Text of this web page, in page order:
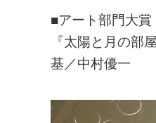
■アート部門大賞
『太陽と月の部
基／中村優一